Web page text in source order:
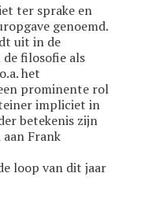
ter sprake en
genoemd.
uit in de
filosofie als
het
prominente rol
impliciet in
betekenis zijn
Frank
loop van dit jaar